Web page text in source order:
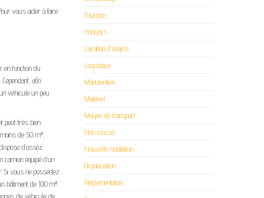
vous aider à faire
en fonction du
afin
véhicule un peu
peut très bien
de 50 m²,
d’assez
équipé d’un
Si vous ne possédez
bâtiment de 100 m²
Fourgon
Hangars
Location d'engins
Logistique
Manutention
Matériel
Moyen de transport
Non classé
Nouvelle habitation
Organisation
Réglementation